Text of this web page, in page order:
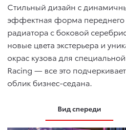
Стильный дизайн с
эффектная форма переднего
радиатора с боковой
новые цвета экстерьера и
окрас кузова для
Racing — все это
облик бизнес-седана.
Вид спереди